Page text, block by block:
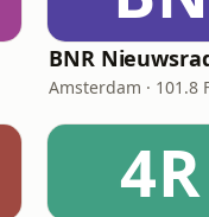
BNR
Amsterdam · 101.8
4R